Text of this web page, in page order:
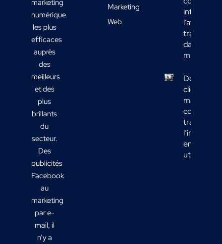
marketing
numérique
les plus
efficaces
auprès
des
meilleurs
et des
plus
brillants
du
secteur.
Des
publicités
Facebook
au
marketing
par e-
mail, il
n’y a
Marketing
Web
intégrer
l’affichage
transport
dans votre
mix média
Données
clients
marketing :
comment
en actions
utiles ?